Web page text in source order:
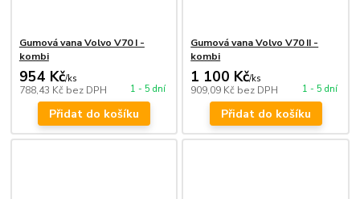
Gumová vana Volvo V70 I -
kombi
954 Kč/ks
788,43 Kč bez DPH 1 - 5 dní
Přidat do košíku
Gumová vana Volvo V70 II -
kombi
1 100 Kč/ks
909,09 Kč bez DPH 1 - 5 dní
Přidat do košíku